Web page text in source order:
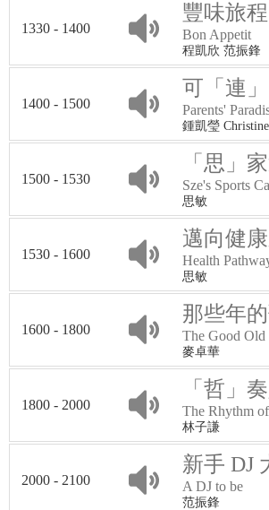
1330 - 1400
豐味旅程
Bon Appetit
程凱欣 范振鋒
1400 - 1500
可「連
Parents'
鍾凱瑩 Christine
1500 - 1530
「思」
Sze's Sports
思敏
1530 - 1600
邁向健
Health
思敏
1600 - 1800
那些年
The Good Old
麥卓華
1800 - 2000
「哲」
The Rhythm
林子謙
2000 - 2100
新手 DJ
A DJ to be
范振鋒